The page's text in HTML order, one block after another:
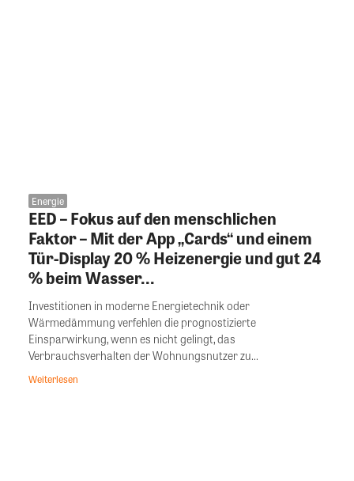
Energie
EED – Fokus auf den menschlichen
Faktor – Mit der App „Cards“ und einem
Tür-Display 20 % Heizenergie und gut 24
% beim Wasser...
Investitionen in moderne Energietechnik oder
Wärmedämmung verfehlen die prognostizierte
Einsparwirkung, wenn es nicht gelingt, das
Verbrauchsverhalten der Wohnungsnutzer zu...
Weiterlesen